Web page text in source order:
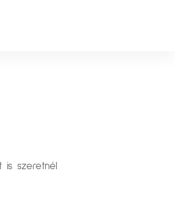
is szeretnél